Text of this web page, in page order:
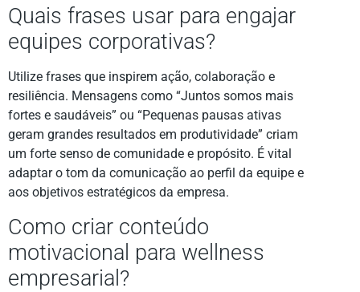
Quais frases usar para engajar
equipes corporativas?
Utilize frases que inspirem ação, colaboração e
resiliência. Mensagens como “Juntos somos mais
fortes e saudáveis” ou “Pequenas pausas ativas
geram grandes resultados em produtividade” criam
um forte senso de comunidade e propósito. É vital
adaptar o tom da comunicação ao perfil da equipe e
aos objetivos estratégicos da empresa.
Como criar conteúdo
motivacional para wellness
empresarial?